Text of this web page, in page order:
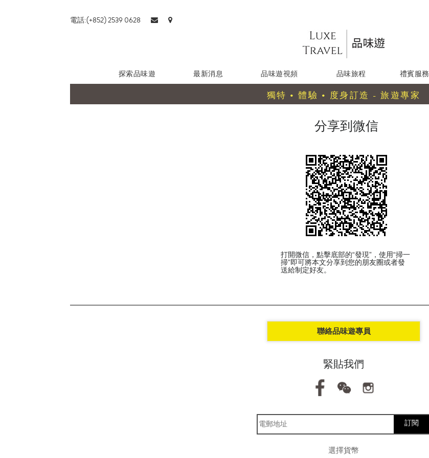
電話:(+852) 2539 0628
探索品味遊 最新消息 品味遊視頻 品味旅程 禮賓服務
獨特 • 體驗 • 度身訂造 - 旅遊專家
分享到微信
打開微信，點擊底部的“發現”，使用“掃一
掃”即可將本文分享到您的朋友圈或者發
送給制定好友。
聯絡品味遊專員
緊貼我們
訂閱
選擇貨幣